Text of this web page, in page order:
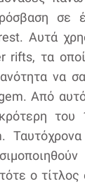
σε
Αυτά
rifts, τα
να
Από
ο